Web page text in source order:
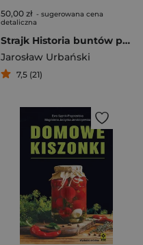
50,00 zł - sugerowana cena
detaliczna
Strajk Historia buntów pracowniczych
Jarosław Urbański
7,5 (21)